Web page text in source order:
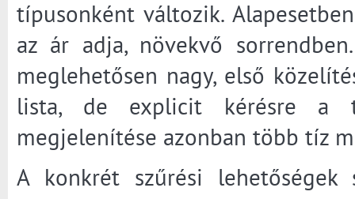
típusonként változik.
az ár adja, növekvő
meglehetősen nagy, első
lista, de explicit kérésre a
megjelenítése azonban több tíz
A konkrét szűrési lehetőségek